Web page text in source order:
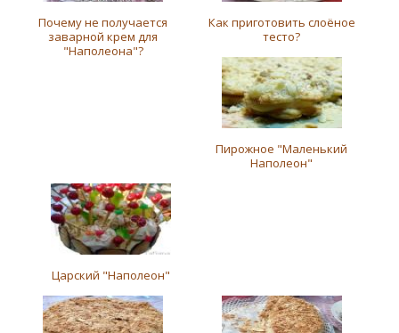
Почему не получается
заварной крем для
"Наполеона"?
Как приготовить слоёное
тесто?
Пирожное "Маленький
Наполеон"
Царский "Наполеон"